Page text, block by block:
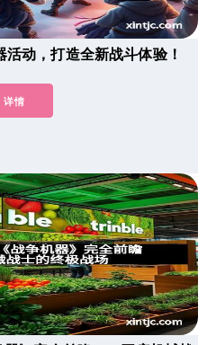
活动，打造全新战斗体验！
详情